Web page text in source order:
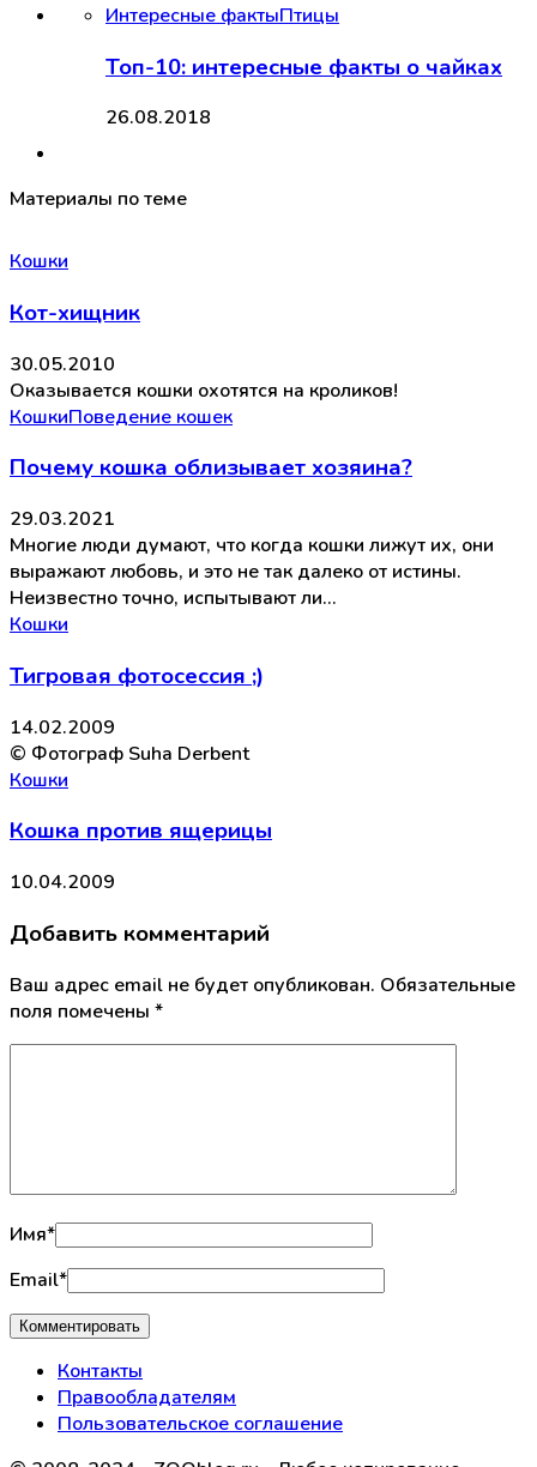
Интересные фактыПтицы
Топ-10: интересные факты о чайках
26.08.2018
Материалы по теме
Кошки
Кот-хищник
30.05.2010
Оказывается кошки охотятся на кроликов!
КошкиПоведение кошек
Почему кошка облизывает хозяина?
29.03.2021
Многие люди думают, что когда кошки лижут их, они
выражают любовь, и это не так далеко от истины.
Неизвестно точно, испытывают ли…
Кошки
Тигровая фотосессия ;)
14.02.2009
© Фотограф Suha Derbent
Кошки
Кошка против ящерицы
10.04.2009
Добавить комментарий
Ваш адрес email не будет опубликован. Обязательные
поля помечены *
Имя*
Email*
Контакты
Правообладателям
Пользовательское соглашение